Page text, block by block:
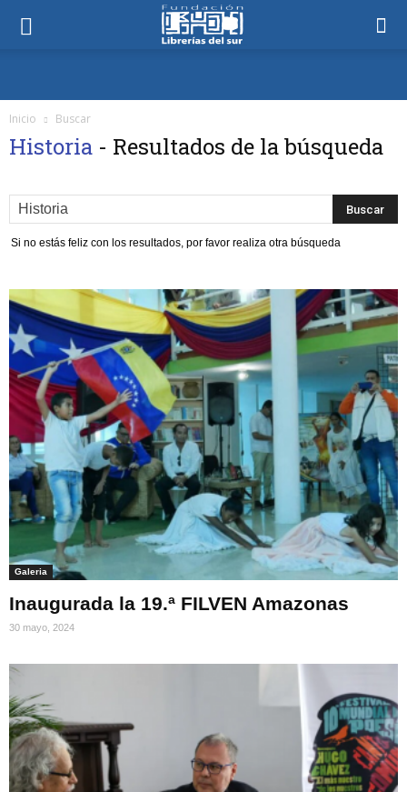
Inicio Buscar
Historia - Resultados de la búsqueda
Si no estás feliz con los resultados, por favor realiza otra búsqueda
Galeria
Inaugurada la 19.ª FILVEN Amazonas
30 mayo, 2024